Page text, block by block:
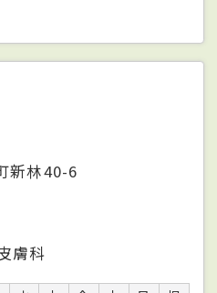
新林40-6
膚科